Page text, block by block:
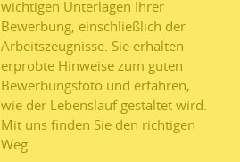
wichtigen Unterlagen Ihrer
Bewerbung, einschließlich der
Arbeitszeugnisse. Sie erhalten
erprobte Hinweise zum guten
Bewerbungsfoto und erfahren,
wie der Lebenslauf gestaltet wird.
Mit uns finden Sie den richtigen
Weg.